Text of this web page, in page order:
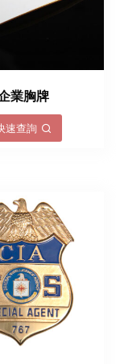
業胸牌
速查詢